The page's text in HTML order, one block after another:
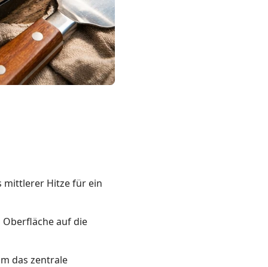
mittlerer Hitze für ein
Oberfläche auf die
das zentrale